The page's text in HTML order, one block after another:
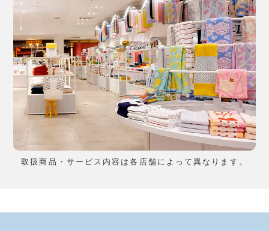
取扱商品・サービス内容は各店舗によって異なります。